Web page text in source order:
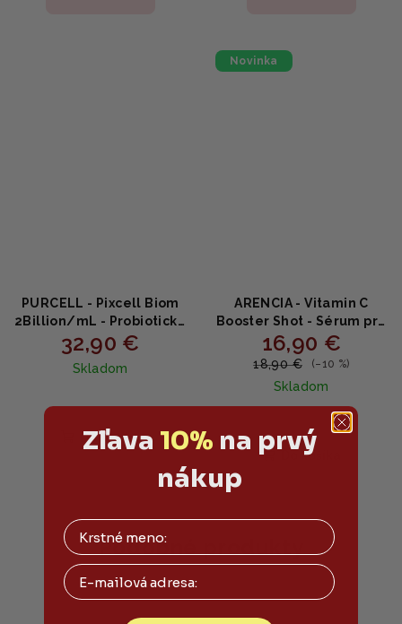
PURCELL - Pixcell Biom
2Billion/mL - Probiotické
sérum s Bifida a
Lactobacillus 30ml
32,90 €
Skladom
produktu
je
hviezdičiek.
Do košíka
Novinka
ARENCIA - Vitamin C
Booster Shot - Sérum pre
zjednotenie tónu a
žiarivú pleť 30ml
16,90 €
18,90 € (–10 %)
Skladom
Do košíka
Podobné produkty
Zľava 10% na prvý
nákup
Email